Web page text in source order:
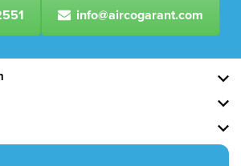
info@aircogarant.com